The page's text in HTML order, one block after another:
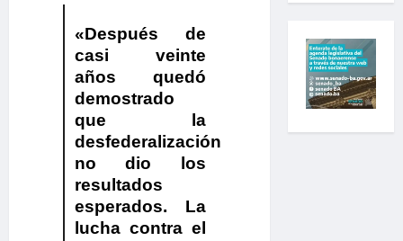
«Después de
casi veinte
años quedó
demostrado
que la
desfederalización
no dio los
resultados
esperados. La
lucha contra el